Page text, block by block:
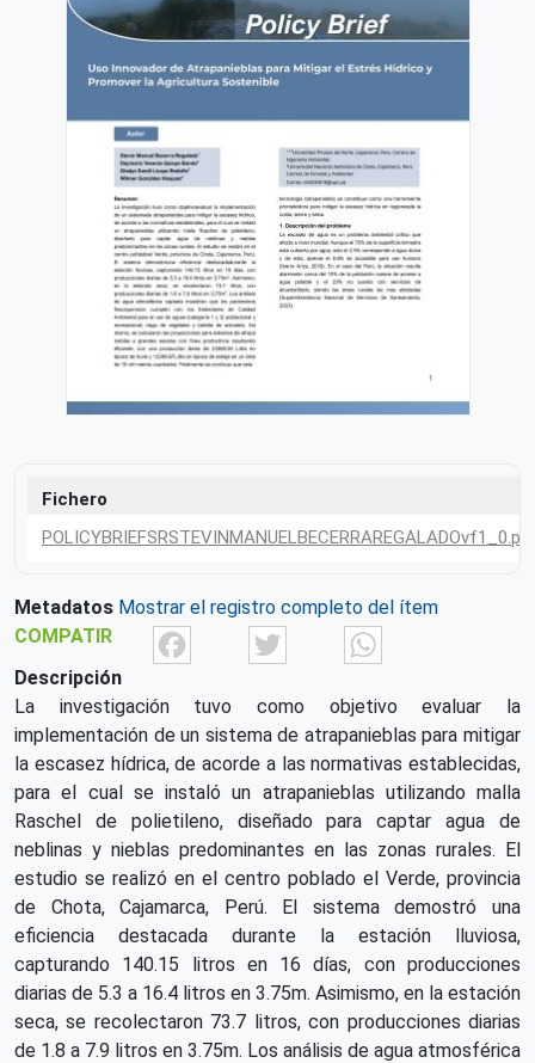
Fichero
Metadatos Mostrar el registro completo del ítem
COMPATIR
FacebookTwitter
Descripción
La investigación tuvo como objetivo evaluar la
implementación de un sistema de atrapanieblas para mitigar
la escasez hídrica, de acorde a las normativas establecidas,
para el cual se instaló un atrapanieblas utilizando malla
Raschel de polietileno, diseñado para captar agua de
neblinas y nieblas predominantes en las zonas rurales. El
estudio se realizó en el centro poblado el Verde, provincia
de Chota, Cajamarca, Perú. El sistema demostró una
eficiencia destacada durante la estación lluviosa,
capturando 140.15 litros en 16 días, con producciones
diarias de 5.3 a 16.4 litros en 3.75m. Asimismo, en la estación
seca, se recolectaron 73.7 litros, con producciones diarias
de 1.8 a 7.9 litros en 3.75m. Los análisis de agua atmosférica